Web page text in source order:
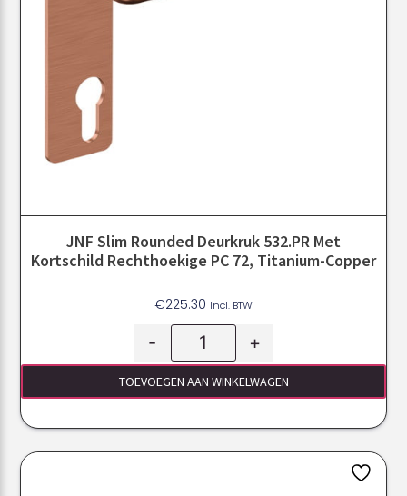
JNF Slim Rounded Deurkruk 532.PR Met
Kortschild Rechthoekige PC 72, Titanium-Copper
€225.30 Incl. BTW
- +
TOEVOEGEN AAN WINKELWAGEN